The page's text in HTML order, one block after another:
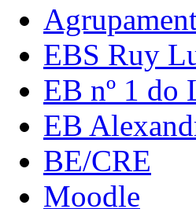
EBS Ruy
EB nº 1 do
EB
BE/CRE
Moodle